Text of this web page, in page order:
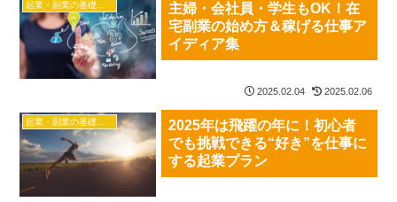
起業・副業の基礎知識
主婦・会社員・学生もOK！在
宅副業の始め方＆稼げる仕事ア
イディア集
2025.02.04 2025.02.06
起業・副業の基礎知識
2025年は飛躍の年に！初心者
でも挑戦できる“好き”を仕事に
する起業プラン